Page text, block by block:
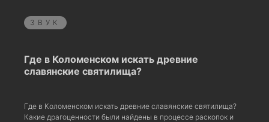
ЗВУК
Где в Коломенском искать древние
славянские святилища?
Где в Коломенском искать древние славянские святилища?
Какие драгоценности были найдены в процессе раскопок и